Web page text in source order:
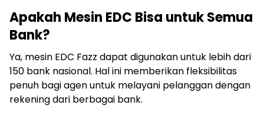
Apakah Mesin EDC Bisa untuk Semua
Bank?
Ya, mesin EDC Fazz dapat digunakan untuk lebih dari
150 bank nasional. Hal ini memberikan fleksibilitas
penuh bagi agen untuk melayani pelanggan dengan
rekening dari berbagai bank.